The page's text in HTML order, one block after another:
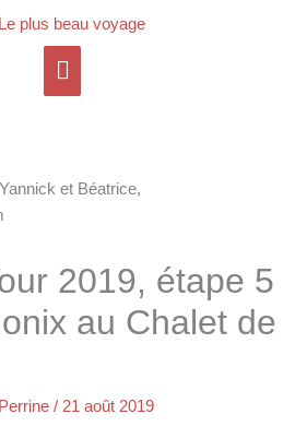
Menu
principal
2019, étape 5
au Chalet de
Perrine / 21 août 2019